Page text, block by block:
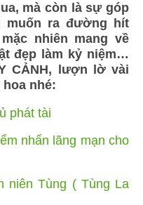
mà còn là sự góp
muốn ra đường hít
nhiên mang về
đẹp làm kỷ niệm…
CẢNH, lượn lờ vài
nhé:
phát tài
nhấn lãng mạn cho
niên Tùng ( Tùng La